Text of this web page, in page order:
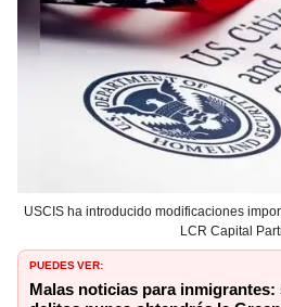
USCIS ha introducido modificaciones
LCR Capital
PUEDES VER:
Malas noticias para